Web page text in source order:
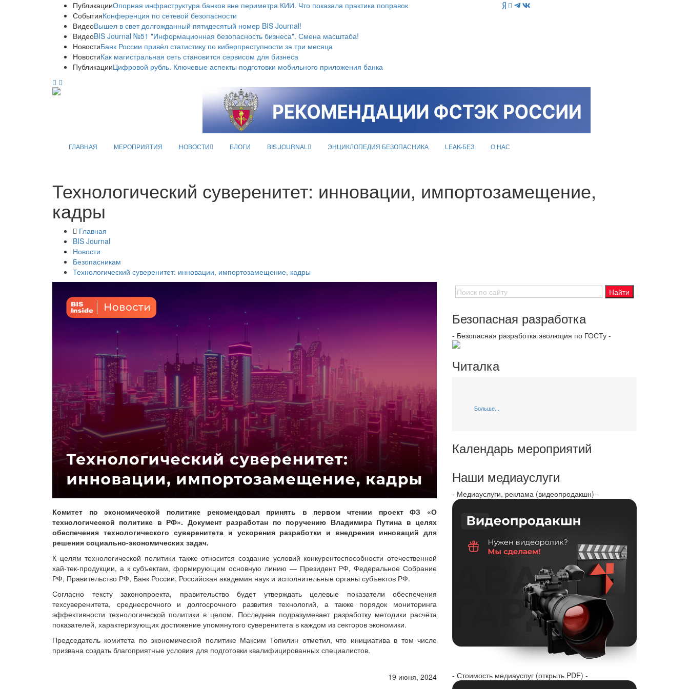
ПубликацииОпорная инфраструктура банков вне периметра КИИ. Что показала практика поправок
СобытияКонференция по сетевой безопасности
ВидеоВышел в свет долгожданный пятидесятый номер BIS Journal!
ВидеоBIS Journal №51 "Информационная безопасность бизнеса". Смена масштаба!
НовостиБанк России привёл статистику по киберпреступности за три месяца
НовостиКак магистральная сеть становится сервисом для бизнеса
ПубликацииЦифровой рубль. Ключевые аспекты подготовки мобильного приложения банка
ГЛАВНАЯ МЕРОПРИЯТИЯ НОВОСТИ БЛОГИ BIS JOURNAL ЭНЦИКЛОПЕДИЯ БЕЗОПАСНИКА LEAK-БЕЗ О НАС
Технологический суверенитет: инновации, импортозамещение,
кадры
Главная
BIS Journal
Новости
Безопасникам
Технологический суверенитет: инновации, импортозамещение, кадры
Комитет по экономической политике рекомендовал принять в первом чтении проект ФЗ «О
технологической политике в РФ». Документ разработан по поручению Владимира Путина в целях
обеспечения технологического суверенитета и ускорения разработки и внедрения инноваций для
решения социально-экономических задач.
К целям технологической политики также относится создание условий конкурентоспособности отечественной
хай-тек-продукции, а к субъектам, формирующим основную линию — Президент РФ, Федеральное Собрание
РФ, Правительство РФ, Банк России, Российская академия наук и исполнительные органы субъектов РФ.
Согласно тексту законопроекта, правительство будет утверждать целевые показатели обеспечения
техсуверенитета, среднесрочного и долгосрочного развития технологий, а также порядок мониторинга
эффективности технологической политики в целом. Последнее подразумевает разработку методики расчёта
показателей, характеризующих достижение упомянутого суверенитета в каждом из секторов экономики.
Председатель комитета по экономической политике Максим Топилин отметил, что инициатива в том числе
призвана создать благоприятные условия для подготовки квалифицированных специалистов.
19 июня, 2024
Безопасная разработка
- Безопасная разработка эволюция по ГОСТу -
Читалка
Больше...
Календарь мероприятий
Наши медиауслуги
- Медиауслуги, реклама (видеопродакшн) -
- Стоимость медиауслуг (открыть PDF) -